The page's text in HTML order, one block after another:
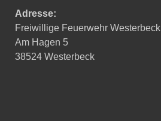
Adresse:
Freiwillige Feuerwehr Westerbeck
Am Hagen 5
38524 Westerbeck